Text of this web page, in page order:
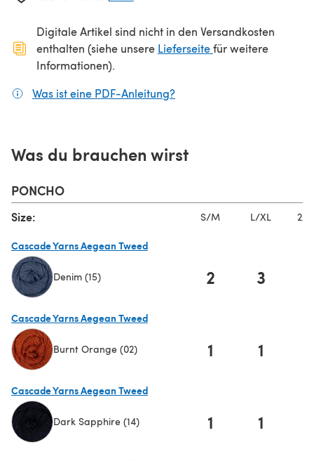
Digitale Artikel sind nicht in den Versandkosten
enthalten (siehe unsere Lieferseite(öffnet sich in
für weitere
Informationen).
Was ist eine PDF-Anleitung?
Was du brauchen wirst
PONCHO
Size: S/M L/XL
Cascade Yarns Aegean Tweed
Denim (15) 2 3
Cascade Yarns Aegean Tweed
Burnt Orange (02) 1 1
Cascade Yarns Aegean Tweed
Dark Sapphire (14) 1 1